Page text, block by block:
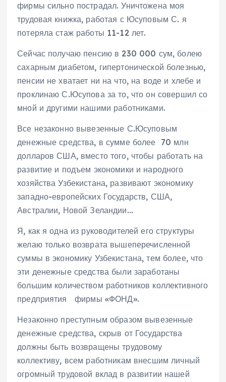
фирмы сильно пострадал. Уничтожена моя
трудовая книжка, работая с Юсуповым С. я
потеряла стаж работы 11-12 лет.
Сейчас получаю пенсию в 230 000 сум, болею
сахарным диабетом, гипертонической болезнью,
пенсии не хватает ни на что, на воде и хлебе и
проклинаю С.Юсупова за то, что он совершил со
мной и другими нашими работниками.
Все незаконно вывезенные С.Юсуповым
денежные средства, в сумме более 70 млн
долларов США, вместо того, чтобы работать на
развитие и подъем экономики и народного
хозяйства Узбекистана, развивают экономику
западно-европейских Государств, США,
Австралии, Новой Зеландии…
Я, как я одна из руководителей его структуры
желаю только возврата вышеперечисленной
суммы в экономику Узбекистана, тем более, что
эти денежные средства были заработаны
большим количеством работников коллективного
предприятия фирмы «ФОНД».
Незаконно преступным образом вывезенные
денежные средства, скрыв от Государства
должны быть возвращены трудовому
коллективу, всем работникам внесшим личный
огромный трудовой вклад в развитии нашей